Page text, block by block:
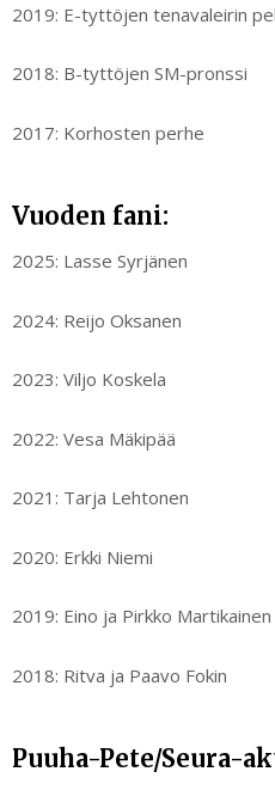
2019: E-tyttöjen tenavaleirin
2018: B-tyttöjen SM-pronssi
2017: Korhosten perhe
Vuoden fani:
2025: Lasse Syrjänen
2024: Reijo Oksanen
2023: Viljo Koskela
2022: Vesa Mäkipää
2021: Tarja Lehtonen
2020: Erkki Niemi
2019: Eino ja Pirkko Martikainen
2018: Ritva ja Paavo Fokin
Puuha-Pete/Seura-